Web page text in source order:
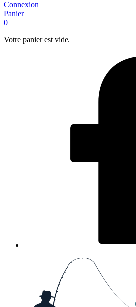
Connexion
Panier
0
Votre panier est vide.